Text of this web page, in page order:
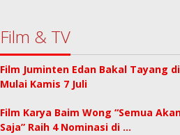
Film & TV
Film Juminten Edan Bakal Tayang
Mulai Kamis 7 Juli
Film Karya Baim Wong “Semua
Saja” Raih 4 Nominasi di …